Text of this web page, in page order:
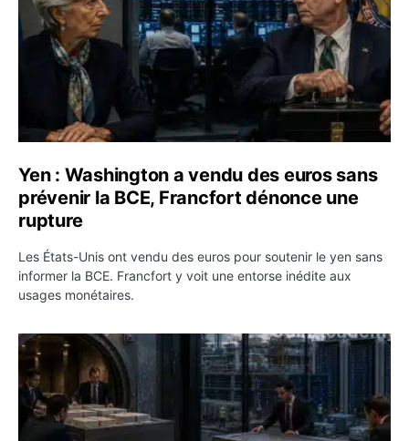
Yen : Washington a vendu des euros sans
prévenir la BCE, Francfort dénonce une
rupture
Les États-Unis ont vendu des euros pour soutenir le yen sans
informer la BCE. Francfort y voit une entorse inédite aux
usages monétaires.
Jane Street négocie le transfert de 11 milliards de